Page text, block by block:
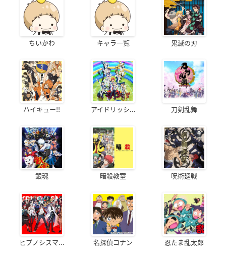
ちいかわ キャラ一覧 鬼滅の刃
ハイキュー!! アイドリッシ... 刀剣乱舞
銀魂 暗殺教室 呪術廻戦
ヒプノシスマ... 名探偵コナン 忍たま乱太郎